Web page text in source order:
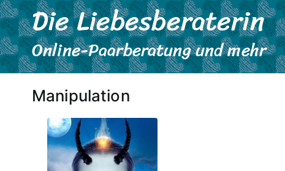
Zum
Inhalt
springenDie Liebesberaterin
Online-Paarberatung und mehr
Manipulation